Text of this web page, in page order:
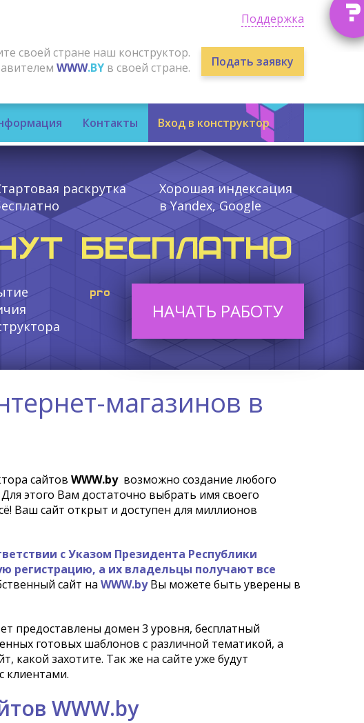
?
Поддержка
своей стране наш конструктор.
WWW.BY в своей стране. Подать заявку
Контакты Вход в конструктор
раскрутка
Хорошая индексация
в Yandex, Google
БЕСПЛАТНО
НАЧАТЬ РАБОТУ
магазинов в
сайтов WWW.byвозможно создание любого
Для этого Вам достаточно выбрать имя своего
Ваш сайт открыт и доступен для миллионов
с Указом Президента Республики
регистрацию, а их владельцы получают все
сайт на WWW.byВы можете быть уверены в
предоставлены домен 3 уровня, бесплатный
готовых шаблонов с различной тематикой, а
какой захотите. Так же на сайте уже будут
клиентами.
WWW.by